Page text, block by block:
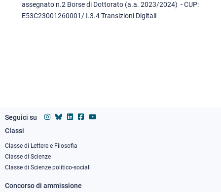
assegnato n.2 Borse di Dottorato (a.a. 2023/2024) -CUP:
E53C23001260001/ I.3.4 Transizioni Digitali
Seguici su
Footer
column
1
Classi
Classe di Lettere e Filosofia
Classe di Scienze
Classe di Scienze politico-sociali
Concorso di ammissione